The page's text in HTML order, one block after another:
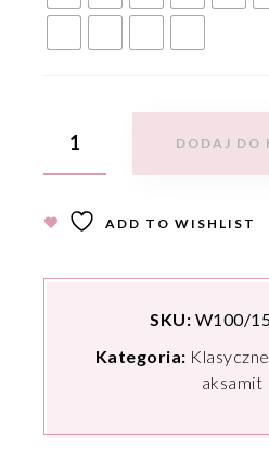
DODAJ DO
ADD TO WISHLIST
SKU: W100/
Kategoria:
aksamit